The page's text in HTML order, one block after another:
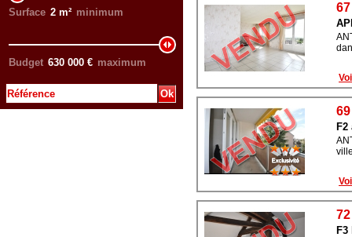
Surface 2 m² minimum
Budget 630 000 € maximum
F3